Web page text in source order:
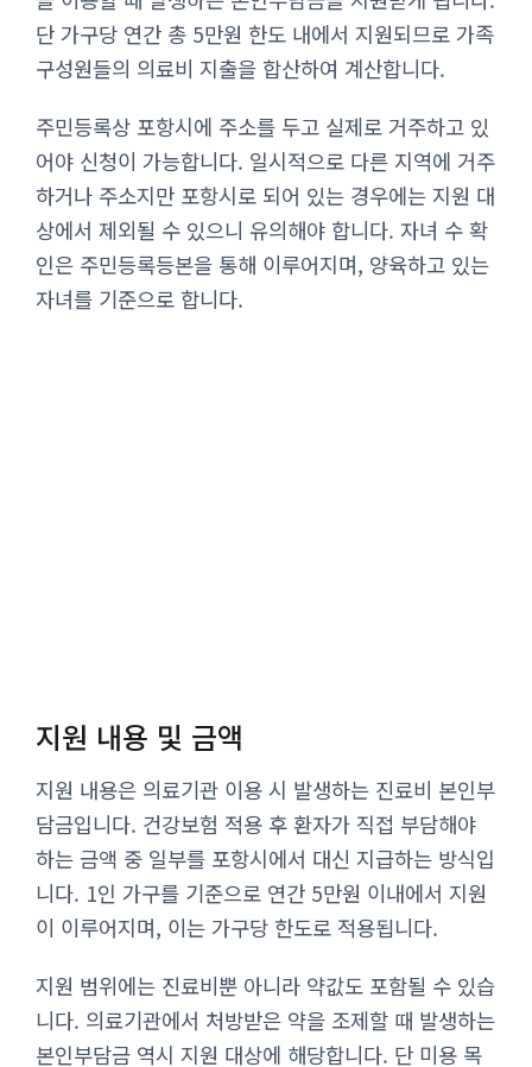
단 가구당 연간 총 5만원 한도 내에서 지원되므로 가족
구성원들의 의료비 지출을 합산하여 계산합니다.
주민등록상 포항시에 주소를 두고 실제로 거주하고 있
어야 신청이 가능합니다. 일시적으로 다른 지역에 거주
하거나 주소지만 포항시로 되어 있는 경우에는 지원 대
상에서 제외될 수 있으니 유의해야 합니다. 자녀 수 확
인은 주민등록등본을 통해 이루어지며, 양육하고 있는
자녀를 기준으로 합니다.
지원 내용 및 금액
지원 내용은 의료기관 이용 시 발생하는 진료비 본인부
담금입니다. 건강보험 적용 후 환자가 직접 부담해야
하는 금액 중 일부를 포항시에서 대신 지급하는 방식입
니다. 1인 가구를 기준으로 연간 5만원 이내에서 지원
이 이루어지며, 이는 가구당 한도로 적용됩니다.
지원 범위에는 진료비뿐 아니라 약값도 포함될 수 있습
니다. 의료기관에서 처방받은 약을 조제할 때 발생하는
본인부담금 역시 지원 대상에 해당합니다. 단 미용 목